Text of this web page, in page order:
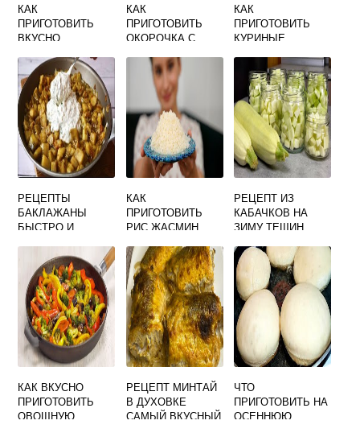
КАК
ПРИГОТОВИТЬ
ВКУСНО
ОВОЩАМИ
КАК
ПРИГОТОВИТЬ
ОКОРОЧКА С
СКОВОРОДЕ
ВКУСНО
КАК
ПРИГОТОВИТЬ
КУРИНЫЕ
ЖЕЛУДОЧКИ
ВМЕСТЕ ВКУСНО
НА СКОВОРОДЕ С
ПОДЛИВКОЙ
РЕЦЕПТЫ
БАКЛАЖАНЫ
БЫСТРО И
СКОВОРОДЕ С
ЧЕСНОКОМ
КАК
ПРИГОТОВИТЬ
РИС ЖАСМИН
РЕЦЕПТ ИЗ
КАБАЧКОВ НА
ЗИМУ ТЕЩИН
ТОМАТНОЙ
ПАСТОЙ
ВКУСНЫЙ
ПРОСТОЙ
КАК ВКУСНО
ПРИГОТОВИТЬ
ОВОЩНУЮ
РЕЦЕПТ МИНТАЙ
В ДУХОВКЕ
САМЫЙ ВКУСНЫЙ
ЧТО
ПРИГОТОВИТЬ НА
ОСЕННЮЮ